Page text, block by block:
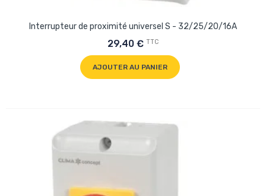
Interrupteur de proximité universel S - 32/25/20/16A
29,40 € TTC
AJOUTER AU PANIER